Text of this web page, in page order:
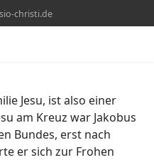
christi.de
Jesu, ist also einer
am Kreuz war Jakobus
Bundes, erst nach
er sich zur Frohen